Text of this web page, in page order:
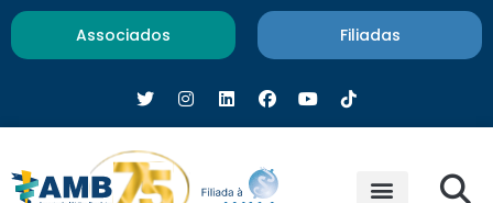
Associados Filiadas